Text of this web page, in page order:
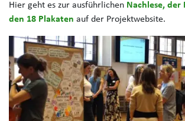
Hier geht es zur ausführlichen Nachlese, der
den 18 Plakaten auf der Projektwebsite.